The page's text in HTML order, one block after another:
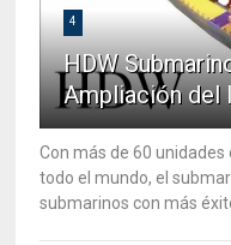
4
HDW
Ampliación del
Con más de 60
todo el mundo, el
submarinos con más